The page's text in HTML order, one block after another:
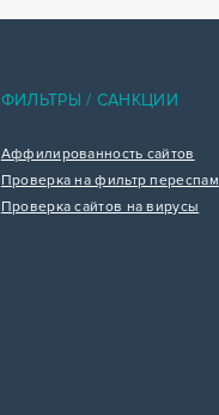
ФИЛЬТРЫ / САНКЦИИ
Аффилированность сайтов
Проверка на фильтр переспам
Проверка сайтов на вирусы